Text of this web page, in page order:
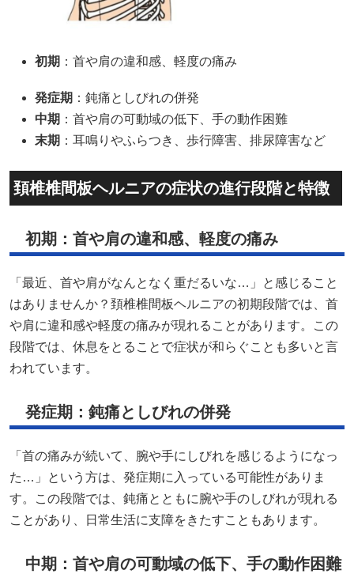
初期 ：首や肩の違和感、軽度の痛み
発症期 ：鈍痛としびれの併発
中期 ：首や肩の可動域の低下、手の動作困難
末期 ：耳鳴りやふらつき、歩行障害、排尿障害など
頚椎椎間板ヘルニアの症状の進行段階と特徴
初期：首や肩の違和感、軽度の痛み
「最近、首や肩がなんとなく重だるいな…」と感じること
はありませんか？頚椎椎間板ヘルニアの初期段階では、首
や肩に違和感や軽度の痛みが現れることがあります。この
段階では、休息をとることで症状が和らぐことも多いと言
われています。
発症期：鈍痛としびれの併発
「首の痛みが続いて、腕や手にしびれを感じるようになっ
た…」という方は、発症期に入っている可能性がありま
す。この段階では、鈍痛とともに腕や手のしびれが現れる
ことがあり、日常生活に支障をきたすこともあります。
中期：首や肩の可動域の低下、手の動作困難